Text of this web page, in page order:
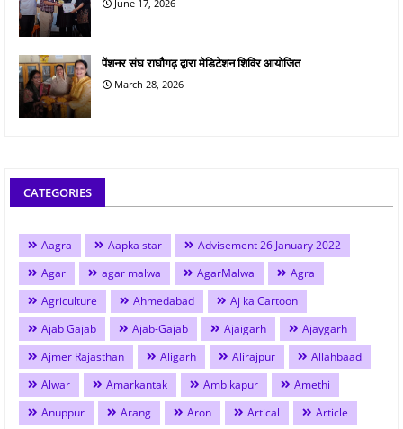
June 17, 2026
पेंशनर संघ राघौगढ़ द्वारा मेडिटेशन शिविर आयोजित
March 28, 2026
CATEGORIES
Aagra Aapka star
Advisement 26 January 2022
Agar
agar malwa AgarMalwa
Agra
Agriculture
Ahmedabad
Aj ka Cartoon
Ajab Gajab
Ajab-Gajab Ajaigarh
Ajaygarh
Ajmer Rajasthan
Aligarh Alirajpur
Allahbaad
Alwar
Amarkantak Ambikapur
Amethi
Anuppur
Arang Aron Artical
Article